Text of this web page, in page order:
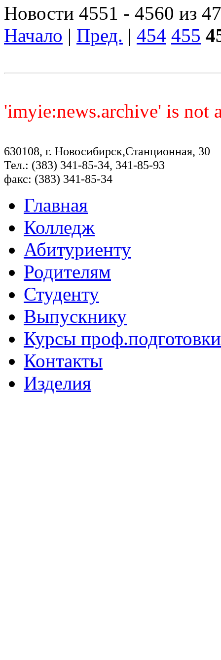
Новости 4551 - 4560 из
Начало | Пред. | 454 455
'imyie:news.archive' is not
630108, г. Новосибирск,Станционная, 30
Тел.: (383) 341-85-34, 341-85-93
факс: (383) 341-85-34
Главная
Колледж
Абитуриенту
Родителям
Студенту
Выпускнику
Курсы проф.подготовки
Контакты
Изделия